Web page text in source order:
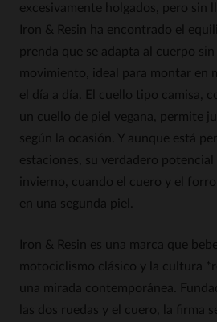
excesivamente holgados, pero sin
Iron & Resin ha encontrado el
prenda que se adapta al cuerpo
movimiento, ideal para montar en
el día a día. El cuello tipo camisa,
un cuello de piel vegana, permite
según la ocasión. Y aunque está
estaciones, su verdadero
invierno, cuando el cuero y el
en una segunda piel.
Iron & Resin es una marca que
motociclismo clásico y la cultura
una mirada contemporánea.
las dos ruedas y el cuero, la firma